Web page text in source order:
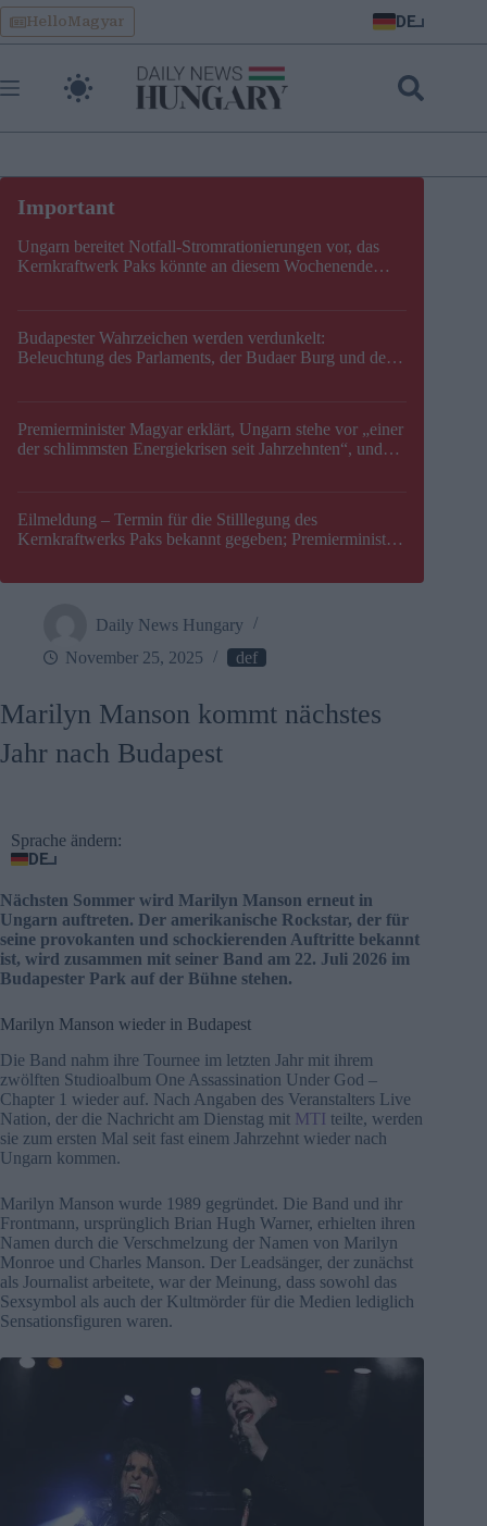
Skip
to
content
HelloMagyar DE
Ungarn bereitet Notfall-Stromrationierungen vor, das
Kernkraftwerk Paks könnte an diesem Wochenende
Budapester Wahrzeichen werden verdunkelt:
Beleuchtung des Parlaments, der Budaer Burg und der
Premierminister Magyar erklärt, Ungarn stehe vor „einer
der schlimmsten Energiekrisen seit Jahrzehnten“, und
Eilmeldung – Termin für die Stilllegung des
Kernkraftwerks Paks bekannt gegeben; Premierminister
Daily News Hungary
November 25, 2025
def
Marilyn Manson kommt nächstes
Jahr nach Budapest
Sprache ändern:
DE
Nächsten Sommer wird Marilyn Manson erneut in
Ungarn auftreten. Der amerikanische Rockstar, der für
seine provokanten und schockierenden Auftritte bekannt
ist, wird zusammen mit seiner Band am 22. Juli 2026 im
Budapester Park auf der Bühne stehen.
Marilyn Manson wieder in Budapest
Die Band nahm ihre Tournee im letzten Jahr mit ihrem
zwölften Studioalbum One Assassination Under God –
Chapter 1 wieder auf. Nach Angaben des Veranstalters Live
Nation, der die Nachricht am Dienstag mit MTI teilte, werden
sie zum ersten Mal seit fast einem Jahrzehnt wieder nach
Ungarn kommen.
Marilyn Manson wurde 1989 gegründet. Die Band und ihr
Frontmann, ursprünglich Brian Hugh Warner, erhielten ihren
Namen durch die Verschmelzung der Namen von Marilyn
Monroe und Charles Manson. Der Leadsänger, der zunächst
als Journalist arbeitete, war der Meinung, dass sowohl das
Sexsymbol als auch der Kultmörder für die Medien lediglich
Sensationsfiguren waren.